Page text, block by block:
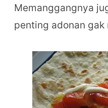
Memanggangnya
penting adonan gak